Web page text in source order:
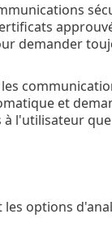
demander
et
l'utilisateur
options